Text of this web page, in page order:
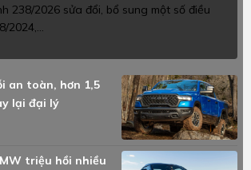
238/2026 sửa đổi, bổ sung một số điều
an toàn, hơn 1,5
lại đại lý
triệu hồi nhiều